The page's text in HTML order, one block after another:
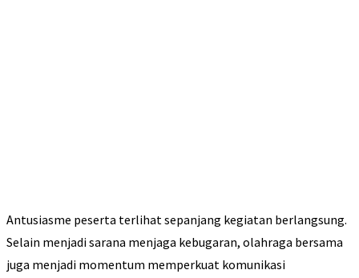
Antusiasme peserta terlihat sepanjang kegiatan berlangsung.
Selain menjadi sarana menjaga kebugaran, olahraga bersama
juga menjadi momentum memperkuat komunikasi